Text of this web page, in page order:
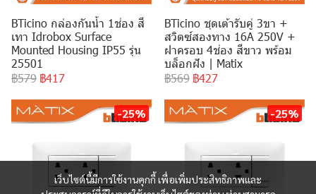
BTicino กล่องกันน้ำ 1ช่อง สี
เทา Idrobox Surface
Mounted Housing IP55 รุ่น
25501
฿579 ฿417
BTicino ชุดเต้ารับคู่ 3ขา +
สวิตซ์สองทาง 16A 250V +
ฝาครอบ 4ช่อง สีขาว พร้อม
บล็อกฝัง | Matix
฿569 ฿427
-25% -25%
เว็บไซต์นี้มีการใช้งานคุกกี้ เพื่อเพิ่มประสิทธิภาพและ